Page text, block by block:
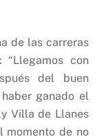
de las carreras
con
del buen
ganado el
Villa de Llanes
momento de no